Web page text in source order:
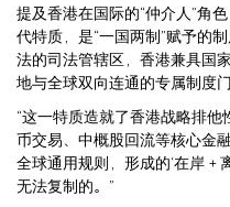
提及香港在国际的“仲介人”角
代特质，是“一国两制”赋予的
法的司法管辖区，香港兼具国
地与全球双向连通的专属制度门
“这一特质造就了香港战略排他
币交易、中概股回流等核心金
全球通用规则，形成的‘在岸＋
无法复制的。”